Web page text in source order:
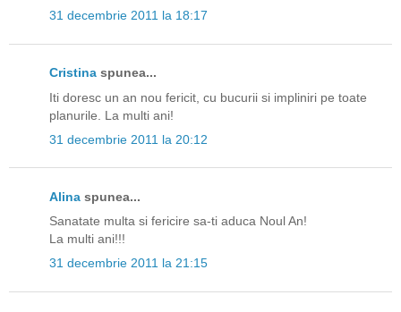
31 decembrie 2011 la 18:17
Cristina spunea...
Iti doresc un an nou fericit, cu bucurii si impliniri pe toate
planurile. La multi ani!
31 decembrie 2011 la 20:12
Alina spunea...
Sanatate multa si fericire sa-ti aduca Noul An!
La multi ani!!!
31 decembrie 2011 la 21:15